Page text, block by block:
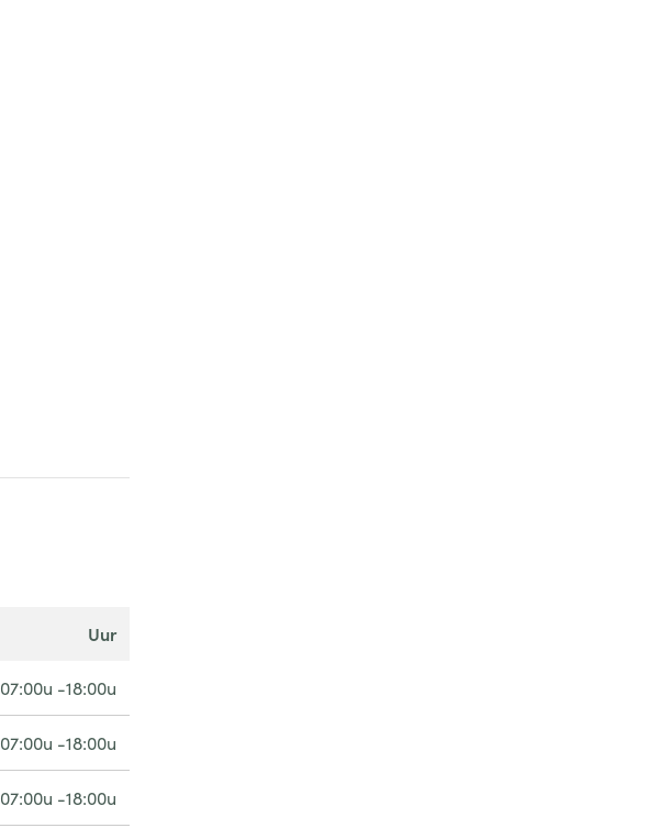
uur
07:00u -18:00u
07:00u -18:00u
07:00u -18:00u